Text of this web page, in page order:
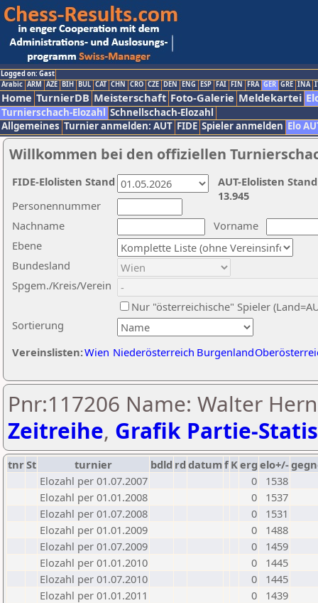
Logged on: Gast
Arabic ARM AZE BIH BUL CAT CHN CRO CZE DEN ENG ESP FAI FIN FRA GER GRE INA
Home TurnierDB Meisterschaft Foto-Galerie Meldekartei
Turnierschach-Elozahl Schnellschach-Elozahl
Allgemeines Turnier anmelden: AUT FIDE Spieler anmelden Elo
Willkommen bei den offiziellen
Nachname
Vorname
Ebene
Sortierung
Personennummer
Bundesland
Spgem./Kreis/Verein
Nur "österreichische" Spieler
Vereinslisten:Wien Niederösterreich Burgenland
AUT-Elolisten
13.945
FIDE-Elolisten Stand
Pnr:117206 Name: Walter
Zeitreihe, Grafik Partie-
tnrSt turnier bdld rd datumf Kerg elo+/-
Elozahl per 01.07.2007
0
1538
Elozahl per 01.01.2008
0
1537
Elozahl per 01.07.2008
0
1531
Elozahl per 01.01.2009
0
1488
Elozahl per 01.07.2009
0
1459
Elozahl per 01.01.2010
0
1445
Elozahl per 01.07.2010
0
1445
Elozahl per 01.01.2011
0
1439